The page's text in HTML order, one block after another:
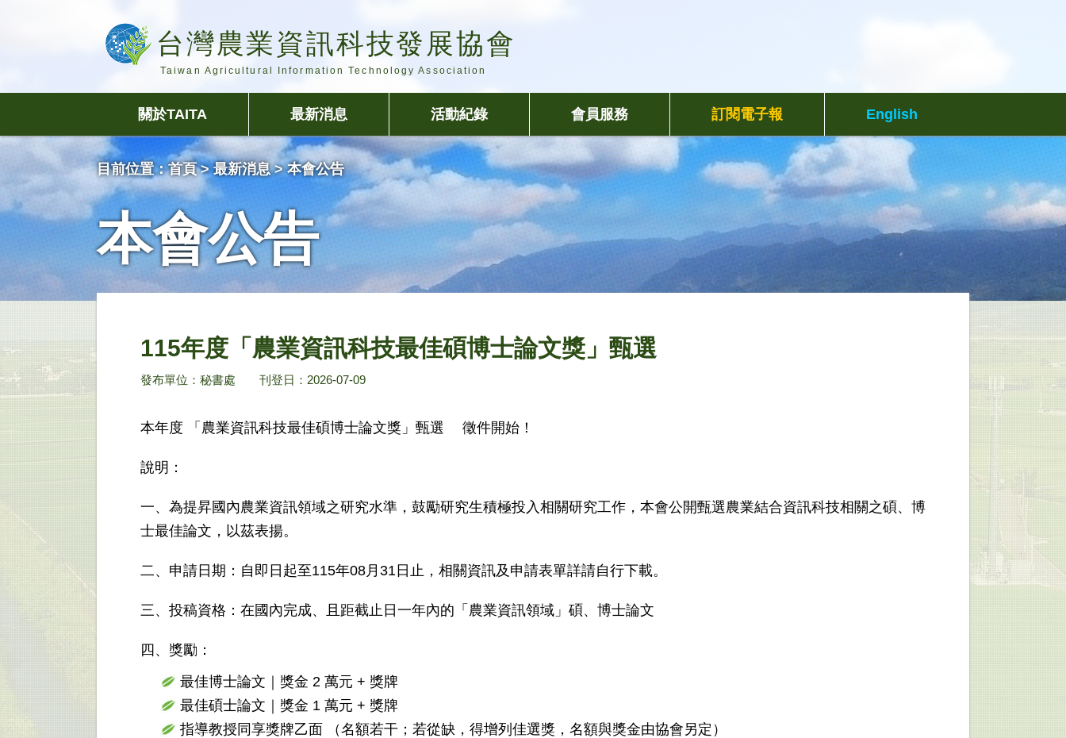
台灣農業資訊科技發展協會
Taiwan Agricultural Information Technology Association
關於TAITA 最新消息 活動紀錄 會員服務 訂閱電子報 English
目前位置：首頁> 最新消息 > 本會公告
本會公告
115年度「農業資訊科技最佳碩博士論文獎」甄選
發布單位：秘書處 刊登日：2026-07-09
本年度 「農業資訊科技最佳碩博士論文獎」甄選 徵件開始！
說明：
一、為提昇國內農業資訊領域之研究水準，鼓勵研究生積極投入相關研究工作，本會公開甄選農業結合資訊科技相關之碩、博
士最佳論文，以茲表揚。
二、申請日期：自即日起至115年08月31日止，相關資訊及申請表單詳請自行下載。
三、投稿資格：在國內完成、且距截止日一年內的「農業資訊領域」碩、博士論文
四、獎勵：
最佳博士論文｜獎金 2 萬元 + 獎牌
最佳碩士論文｜獎金 1 萬元 + 獎牌
指導教授同享獎牌乙面 （名額若干；若從缺，得增列佳選獎，名額與獎金由協會另定）